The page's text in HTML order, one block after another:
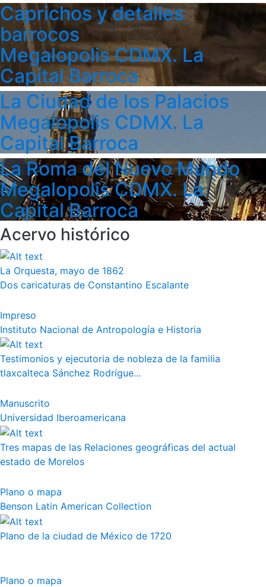
Caprichos y detalles
barrocos
Megalopolis CDMX. La
Capital Barroca
La Ciudad de los Palacios
Megalopolis CDMX. La
Capital Barroca
La Roma del Nuevo Mundo
Megalopolis CDMX. La
Capital Barroca
Acervo histórico
La Orquesta, mayo de 1862
Dos caricaturas de Constantino Escalante
Impreso
Instituto Nacional de Antropología e Historia
Testimonios y ejecutoria de nobleza de la familia
tlaxcalteca Sánchez Rodrígue...
Manuscrito
Universidad Iberoamericana
Tres mapas de las Relaciones geográficas del actual
estado de Morelos
Plano o mapa
Benson Latin American Collection
Plano de la ciudad de México de 1720
Plano o mapa